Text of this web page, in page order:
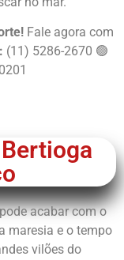
Fale agora com
(11) 5286-2670 🟢
acabar com o
maresia e o tempo
vilões do